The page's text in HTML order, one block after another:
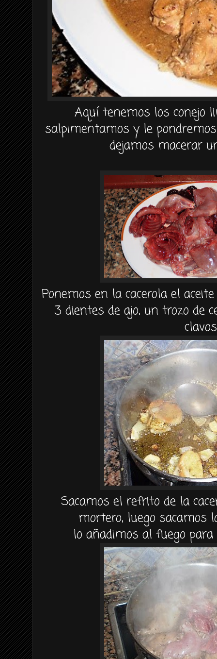
Aquí tenemos los conejo
salpimentamos y le
dejamos macerar
Ponemos en la cacerola el
3 dientes de ajo, un trozo de
clavos
Sacamos el refrito de la
mortero, luego sacamos
lo añadimos al fuego